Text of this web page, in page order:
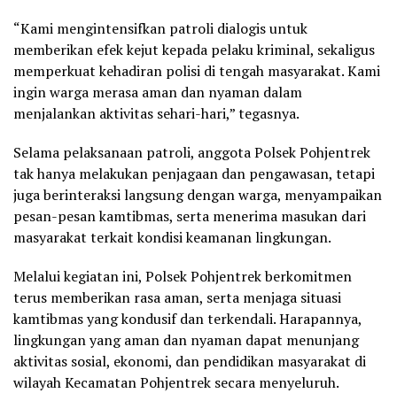
“Kami mengintensifkan patroli dialogis untuk
memberikan efek kejut kepada pelaku kriminal, sekaligus
memperkuat kehadiran polisi di tengah masyarakat. Kami
ingin warga merasa aman dan nyaman dalam
menjalankan aktivitas sehari-hari,” tegasnya.
Selama pelaksanaan patroli, anggota Polsek Pohjentrek
tak hanya melakukan penjagaan dan pengawasan, tetapi
juga berinteraksi langsung dengan warga, menyampaikan
pesan-pesan kamtibmas, serta menerima masukan dari
masyarakat terkait kondisi keamanan lingkungan.
Melalui kegiatan ini, Polsek Pohjentrek berkomitmen
terus memberikan rasa aman, serta menjaga situasi
kamtibmas yang kondusif dan terkendali. Harapannya,
lingkungan yang aman dan nyaman dapat menunjang
aktivitas sosial, ekonomi, dan pendidikan masyarakat di
wilayah Kecamatan Pohjentrek secara menyeluruh.